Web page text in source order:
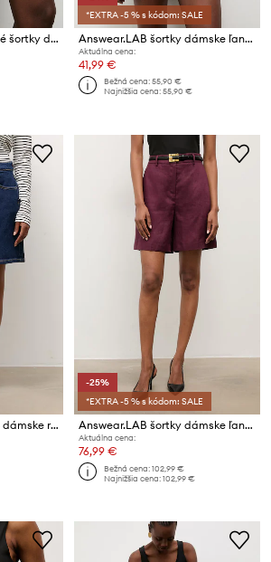
Answear.LAB elegantné šortky dámske s viskózou
*EXTRA -5 % s kódom: SALE
Answear.LAB šortky dámske ľanové
Aktuálna cena:
41,99 €
Bežná cena:55,90 €
Najnižšia cena:55,90 €
Answear.LAB bermudy dámske rifľové
-25%
*EXTRA -5 % s kódom: SALE
Answear.LAB šortky dámske ľanové
Aktuálna cena:
76,99 €
Bežná cena:102,99 €
Najnižšia cena:102,99 €